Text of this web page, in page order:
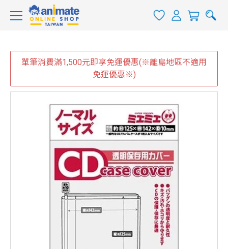
單筆消費滿1,500元即享免運優惠(※離島地區不適用
免運優惠※)